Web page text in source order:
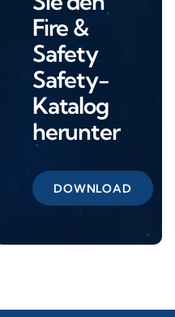
Fire &
Safety
Safety-
Katalog
herunter
DOWNLOAD